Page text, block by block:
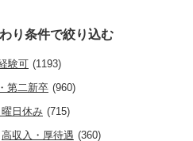
り条件で絞り込む
験可 (1193)
第二新卒 (960)
曜日休み (715)
高収入・厚待遇 (360)